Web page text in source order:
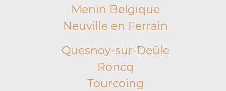
Menin Belgique
Neuville en Ferrain
Quesnoy-sur-Deûle
Roncq
Tourcoing